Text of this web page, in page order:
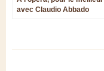
avec Claudio Abbado